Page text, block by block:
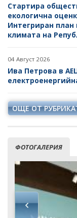
Стартира
екологична
Интегриран план
климата на
04 Август 2026
Ива Петрова в
ОЩЕ ОТ
ФОТОГАЛЕРИЯ